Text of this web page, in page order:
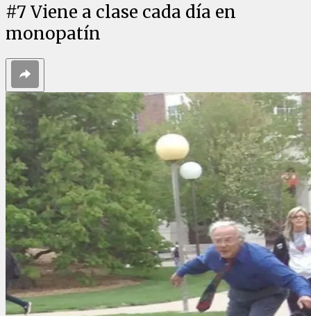
#7 Viene a clase cada día en
monopatín